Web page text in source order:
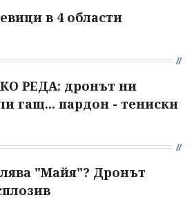
в 4 области
РЕДА: дронът ни
гащ... пардон - тениски
"Майя"? Дронът